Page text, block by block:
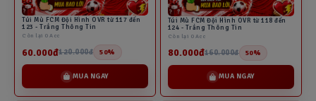
Túi Mù FCM Đội Hình OVR từ 117 đến
123 - Trắng Thông Tin
Còn lại 0 Acc
60.000đ120.000đ 50%
MUA NGAY
Túi Mù FCM Đội Hình OVR từ 118 đến
124 - Trắng Thông Tin
Còn lại 0 Acc
80.000đ160.000đ 50%
MUA NGAY